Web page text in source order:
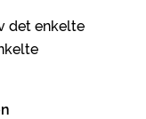
det enkelte